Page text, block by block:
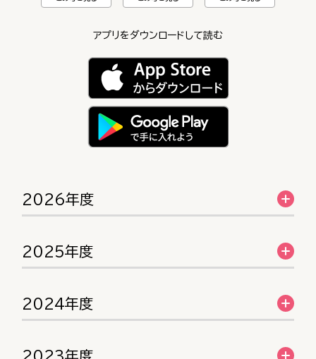
アプリをダウンロードして読む
2026年度
2025年度
2024年度
2023年度